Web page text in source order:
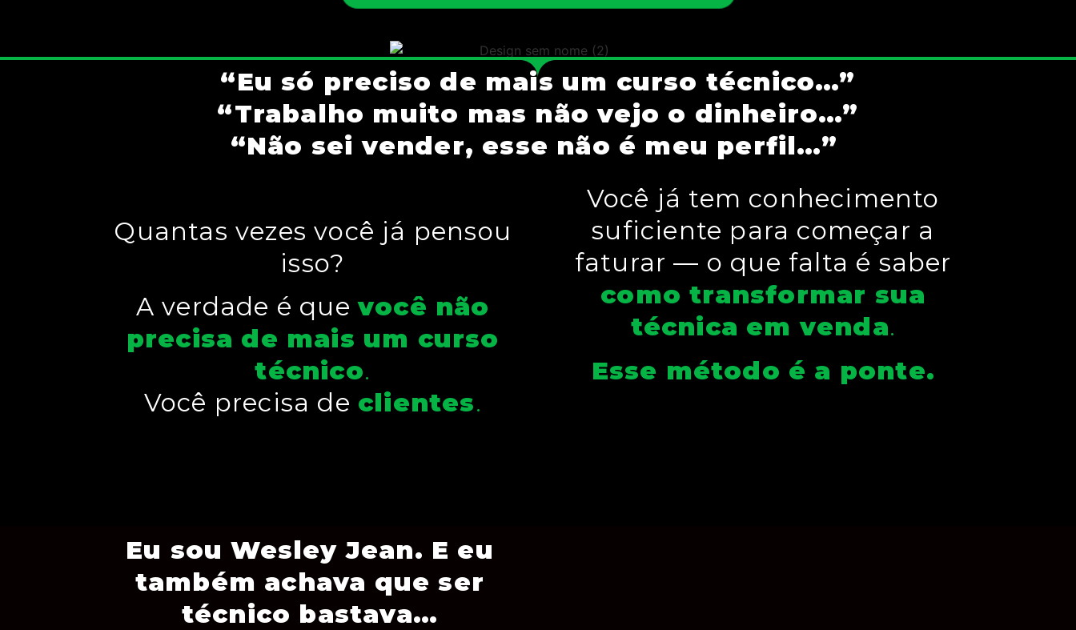
“Eu só preciso de mais um curso técnico…”
“Trabalho muito mas não vejo o dinheiro…”
“Não sei vender, esse não é meu perfil…”
Quantas vezes você já pensou
isso?
A verdade é quevocê não
precisa de mais um curso
técnico.
Você precisa de clientes.
Você já tem conhecimento
suficiente para começar a
faturar — o que falta é saber
como transformar sua
técnica em venda.
Esse método é a ponte.
Eu sou Wesley Jean. E eu
também achava que ser
técnico bastava…